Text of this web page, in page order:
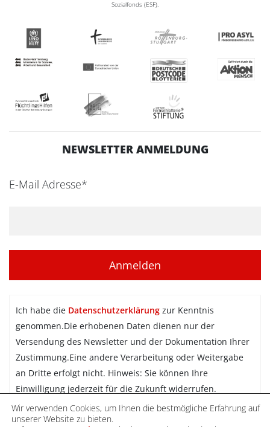
Sozialfonds (ESF).
NEWSLETTER ANMELDUNG
E-Mail Adresse*
Ich habe die Datenschutzerklärung zur Kenntnis
genommen.Die erhobenen Daten dienen nur der
Versendung des Newsletter und der Dokumentation Ihrer
Zustimmung.Eine andere Verarbeitung oder Weitergabe
an Dritte erfolgt nicht. Hinweis: Sie können Ihre
Einwilligung jederzeit für die Zukunft widerrufen.
Newsletter abonnieren
Wir verwenden Cookies, um Ihnen die bestmögliche Erfahrung auf
unserer Website zu bieten.